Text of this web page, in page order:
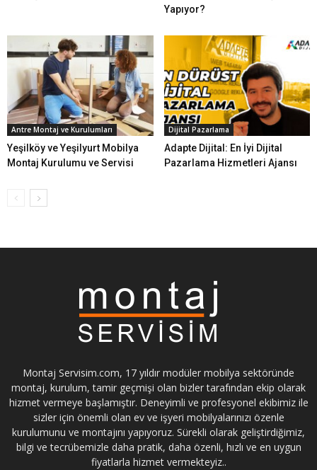
Yapıyor?
Antre Montaj ve Kurulumları
Yeşilköy ve Yeşilyurt Mobilya
Montaj Kurulumu ve Servisi
Dijital Pazarlama
Adapte Dijital: En İyi Dijital
Pazarlama Hizmetleri Ajansı
Montaj Servisim.com, 17 yıldır modüler mobilya sektöründe
montaj, kurulum, tamir geçmişi olan bizler tarafından ekip olarak
hizmet vermeye başlamıştır. Deneyimli ve profesyonel ekibimiz ile
sizler için önemli olan ev ve işyeri mobilyalarınızı özenle
kurulumunu ve montajını yapıyoruz. Sürekli olarak geliştirdiğimiz,
bilgi ve tecrübemizle daha pratik, daha özenli, hızlı ve en uygun
fiyatlarla hizmet vermekteyiz..